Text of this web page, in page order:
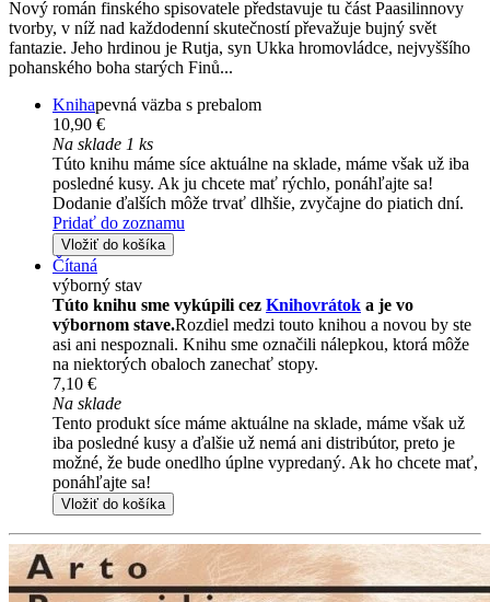
Nový román finského spisovatele představuje tu část Paasilinnovy
tvorby, v níž nad každodenní skutečností převažuje bujný svět
fantazie. Jeho hrdinou je Rutja, syn Ukka hromovládce, nejvyššího
pohanského boha starých Finů...
Knihapevná väzba s prebalom
10,90 €
Na sklade 1 ks
Túto knihu máme síce aktuálne na sklade, máme však už iba
posledné kusy. Ak ju chcete mať rýchlo, ponáhľajte sa!
Dodanie ďalších môže trvať dlhšie, zvyčajne do piatich dní.
Pridať do zoznamu
Vložiť do košíka
Čítaná
výborný stav
Túto knihu sme vykúpili cez Knihovrátok a je vo
výbornom stave.Rozdiel medzi touto knihou a novou by ste
asi ani nespoznali. Knihu sme označili nálepkou, ktorá môže
na niektorých obaloch zanechať stopy.
7,10 €
Na sklade
Tento produkt síce máme aktuálne na sklade, máme však už
iba posledné kusy a ďalšie už nemá ani distribútor, preto je
možné, že bude onedlho úplne vypredaný. Ak ho chcete mať,
ponáhľajte sa!
Vložiť do košíka